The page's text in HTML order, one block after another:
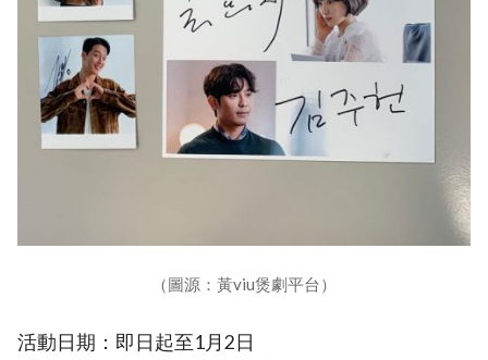
（圖源：黃viu煲劇平台）
活動日期：即日起至1月2日